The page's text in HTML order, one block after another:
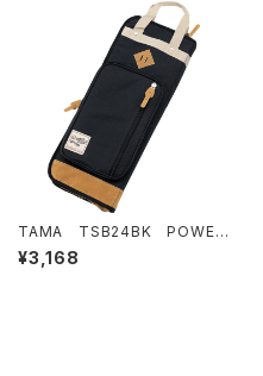
TAMA TSB24BK POWER
PAD DESIGNER スティック
バッグ
¥3,168